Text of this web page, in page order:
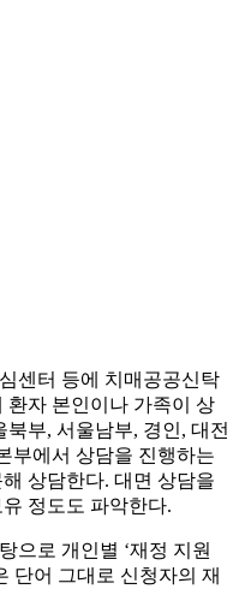
센터 등에 치매공공신탁
환자 본인이나 가족이 상
부, 서울남부, 경인, 대전
부에서 상담을 진행하는
상담한다. 대면 상담을
정도도 파악한다.
으로 개인별 ‘재정 지원
단어 그대로 신청자의 재